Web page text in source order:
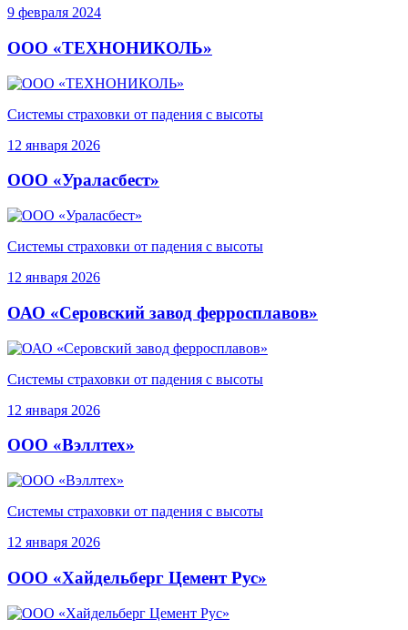
9 февраля 2024
ООО «ТЕХНОНИКОЛЬ»
Системы страховки от падения с высоты
12 января 2026
ООО «Ураласбест»
Системы страховки от падения с высоты
12 января 2026
ОАО «Серовский завод ферросплавов»
Системы страховки от падения с высоты
12 января 2026
ООО «Вэллтех»
Системы страховки от падения с высоты
12 января 2026
ООО «Хайдельберг Цемент Рус»